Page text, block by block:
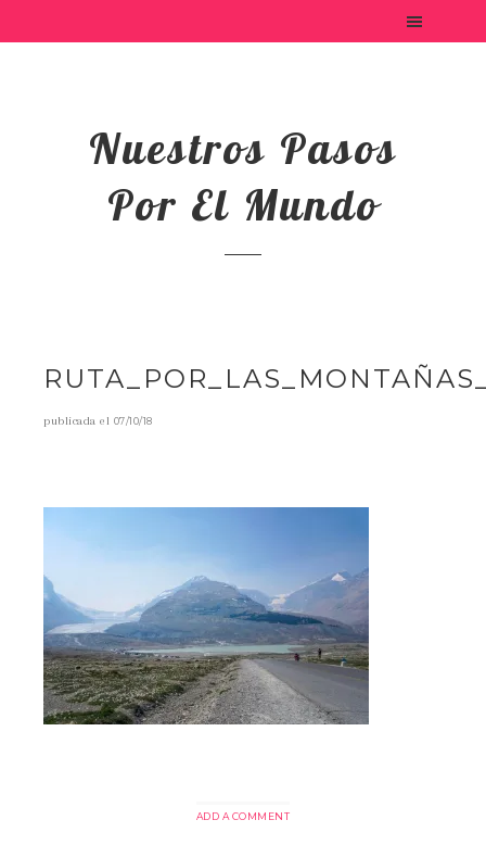
Nuestros Pasos
Por El Mundo
publicada el 07/10/18
ADD A COMMENT